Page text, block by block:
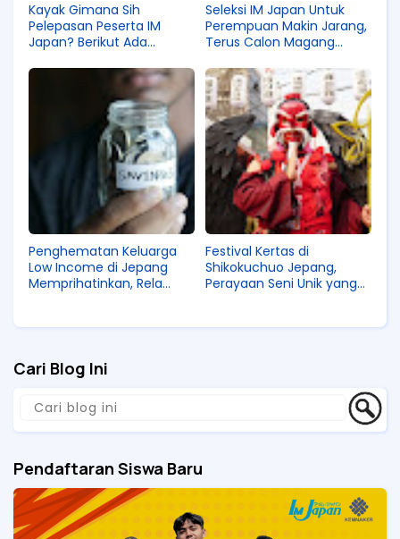
Kayak Gimana Sih
Pelepasan Peserta IM
Japan? Berikut Ada
Seleksi IM Japan Untuk
Perempuan Makin Jarang,
Terus Calon Magang
Bagaimana?
Penghematan Keluarga
Low Income di Jepang
Memprihatinkan, Rela
Festival Kertas di
Shikokuchuo Jepang,
Perayaan Seni Unik yang
Cari Blog Ini
Pendaftaran Siswa Baru